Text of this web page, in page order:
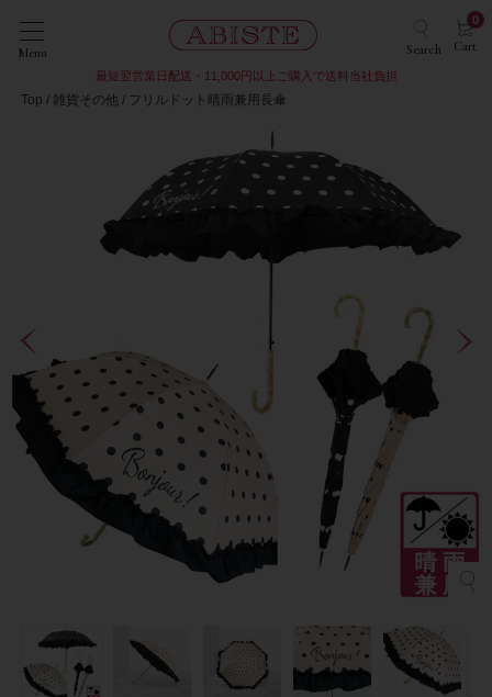
Menu Search Cart
0
最短翌営業日配送・11,000円以上ご購入で送料当社負担
Top 雑貨その他 フリルドット晴雨兼用長傘